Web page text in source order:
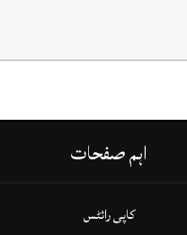
اہم صفحات
کاپی رائٹس